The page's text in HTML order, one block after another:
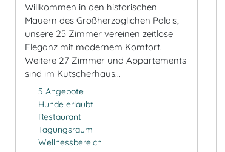
Willkommen in den historischen
Mauern des Großherzoglichen Palais,
unsere 25 Zimmer vereinen zeitlose
Eleganz mit modernem Komfort.
Weitere 27 Zimmer und Appartements
sind im Kutscherhaus...
5 Angebote
Hunde erlaubt
Restaurant
Tagungsraum
Wellnessbereich